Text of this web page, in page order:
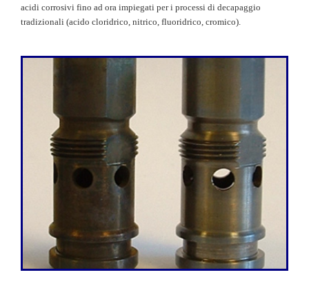
acidi corrosivi fino ad ora impiegati per i processi di decapaggio
tradizionali (acido cloridrico, nitrico, fluoridrico, cromico).